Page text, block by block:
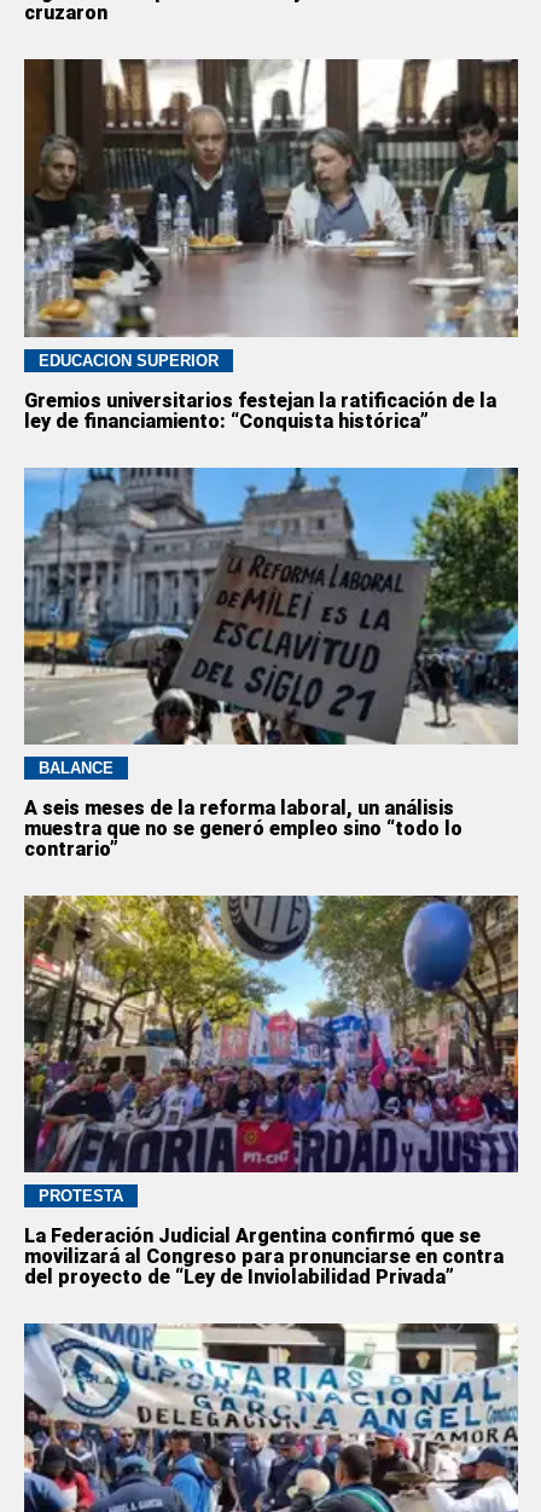
cruzaron
EDUCACION SUPERIOR
Gremios universitarios festejan la ratificación de la
ley de financiamiento: “Conquista histórica”
BALANCE
A seis meses de la reforma laboral, un análisis
muestra que no se generó empleo sino “todo lo
contrario”
PROTESTA
La Federación Judicial Argentina confirmó que se
movilizará al Congreso para pronunciarse en contra
del proyecto de “Ley de Inviolabilidad Privada”